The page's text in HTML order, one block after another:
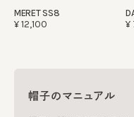
MERET SS8
¥12,100
帽子のマニュアル